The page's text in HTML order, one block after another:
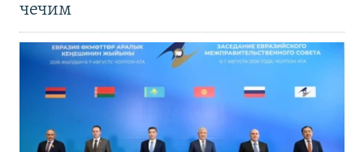
чечим